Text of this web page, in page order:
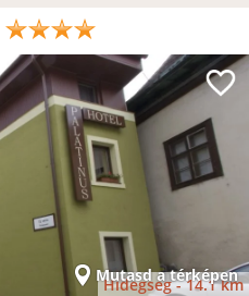
Mutasd a térképen
Hidegség -14.1 km